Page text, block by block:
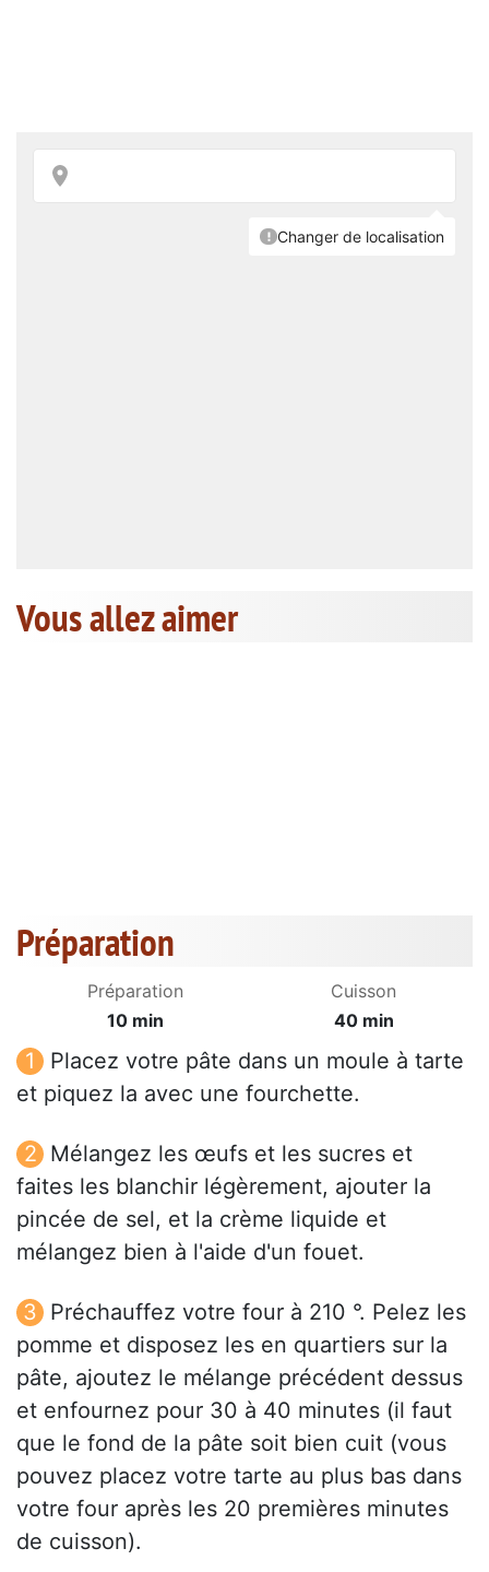
Vous allez aimer
Préparation
Préparation
10 min
Cuisson
40 min
Placez votre pâte dans un moule à tarte
et piquez la avec une fourchette.
Mélangez les œufs et les sucres et
faites les blanchir légèrement, ajouter la
pincée de sel, et la crème liquide et
mélangez bien à l'aide d'un fouet.
Préchauffez votre four à 210 °. Pelez les
pomme et disposez les en quartiers sur la
pâte, ajoutez le mélange précédent dessus
et enfournez pour 30 à 40 minutes (il faut
que le fond de la pâte soit bien cuit (vous
pouvez placez votre tarte au plus bas dans
votre four après les 20 premières minutes
de cuisson).